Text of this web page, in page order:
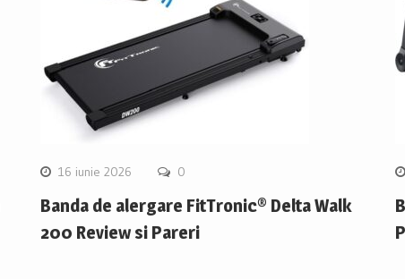
16 iunie 2026 0
Banda de alergare FitTronic® Delta Walk
200 Review si Pareri